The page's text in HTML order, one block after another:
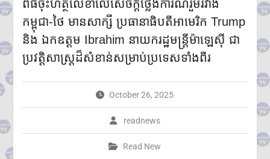
ក្នុងសង្គ្រាម
ក្នុងរយៈពេល១ឆ្នាំ សំណុំរឿងឆបោក
តាមប្រព័ន្ធច្ចេកវិទ្យា២៦៨ករណីត្រូវ
បញ្ជូនទៅតុលាការ និងពាក់ព័ន្ធមុខ
សញ្ញាសង្ស័យជិត ៣ពាន់នាក់
ការចងចាំអំពីការចាប់ផ្តើមជម្លោះ
ប្រដាប់អាវុធ និងការប្តេជ្ញាចិត្តរក្សា
កម្ពុជា និង FBI ប្តេជ្ញាបន្តពង្រឹង
ក្រសួងអប់រំ យុវជន និងកីឡា
ពិធីចុះហត្ថលេខាលើសេចក្តីថ្លែងការណ៍រួមរវាង
កម្ពុជា-ថៃ មានសាក្សី ប្រធានាធិបតីអាមេរិក Trump
និង ឯកឧត្ដម Ibrahim នាយករដ្ឋមន្ត្រីម៉ាឡេស៊ី ជា
ប្រវត្តិសាស្ត្រដ៏សំខាន់សម្រាប់ប្រទេសទាំងពីរ
October 26, 2025
readnews
Read New